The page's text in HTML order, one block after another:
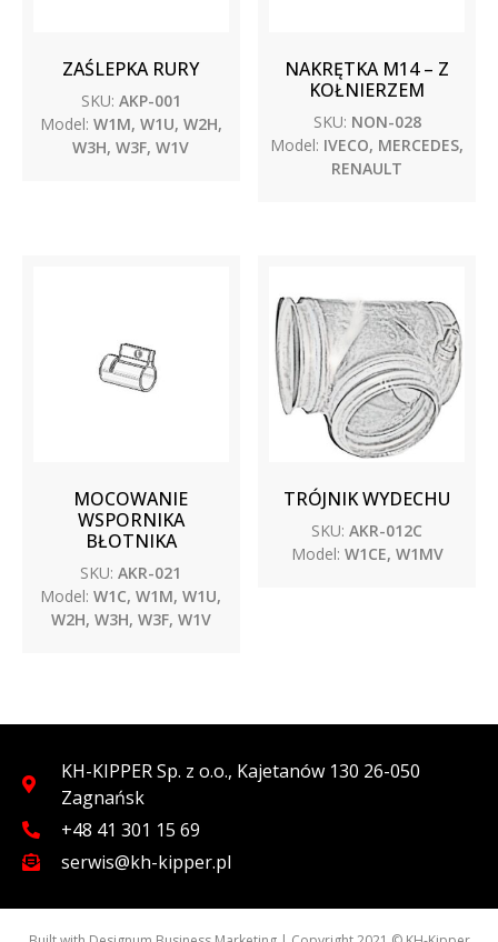
ZAŚLEPKA RURY
SKU: AKP-001
Model: W1M, W1U, W2H,
W3H, W3F, W1V
NAKRĘTKA M14 – Z
KOŁNIERZEM
SKU: NON-028
Model: IVECO, MERCEDES,
RENAULT
MOCOWANIE
WSPORNIKA
BŁOTNIKA
SKU: AKR-021
Model: W1C, W1M, W1U,
W2H, W3H, W3F, W1V
TRÓJNIK WYDECHU
SKU: AKR-012C
Model: W1CE, W1MV
KH-KIPPER Sp. z o.o., Kajetanów 130 26-050
Zagnańsk
+48 41 301 15 69
serwis@kh-kipper.pl